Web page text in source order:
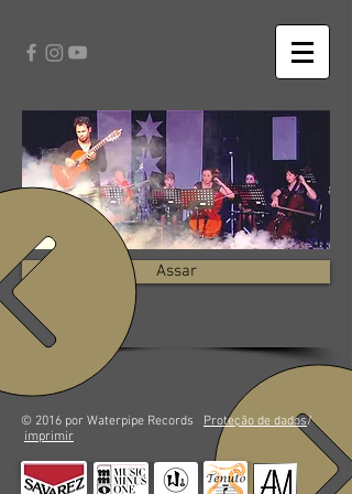
Assar
© 2016 por Waterpipe Records Proteção de dados/
imprimir